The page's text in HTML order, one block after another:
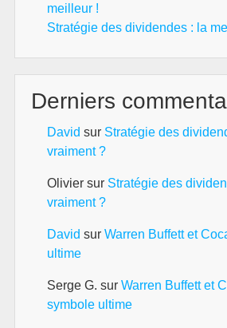
meilleur !
Stratégie des dividendes : la
Derniers
David sur Stratégie des
vraiment ?
Oliviersur Stratégie des
vraiment ?
David sur Warren Buffett et
ultime
Serge G. sur Warren Buffett et
symbole ultime